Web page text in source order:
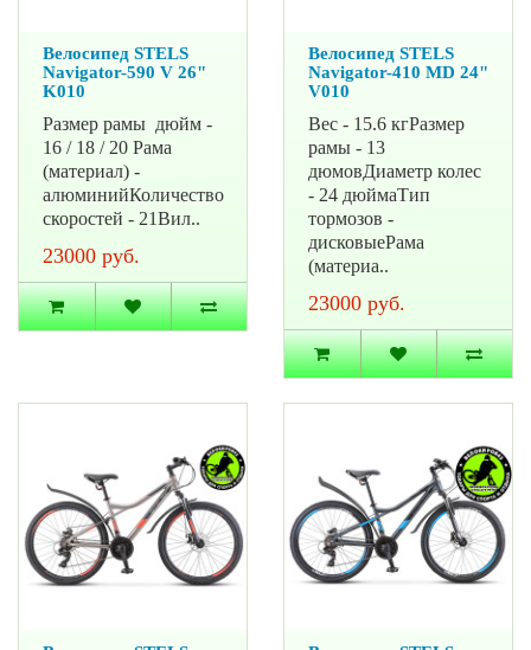
Велосипед STELS
Navigator-590 V 26"
K010
Размер рамы дюйм -
16 / 18 / 20 Рама
(материал) -
алюминийКоличество
скоростей - 21Вил..
23000 руб.
Велосипед STELS
Navigator-410 MD 24"
V010
Вес - 15.6 кгРазмер
рамы - 13
дюмовДиаметр колес
- 24 дюймаТип
тормозов -
дисковыеРама
(материа..
23000 руб.